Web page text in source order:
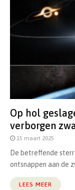
Op hol
verborgen
15 maart 2025
De betreffende
ontsnappen aan de
LEES MEER